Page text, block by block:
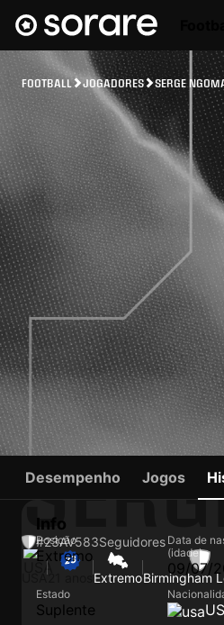
FOOTBALL JOGADORES SERGE
#23AV583Seguidores
ExtremoBirmingham
Desempenho Jogos
Info
Posição
Extremo
Data de
(idade)
09/07/
Estado
Suplente